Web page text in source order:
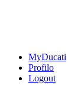
MyDucati
Profilo
Logout